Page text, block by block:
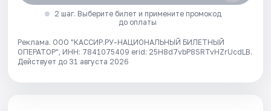
2 шаг. Выберите билет и примените промокод
до оплаты
Реклама. ООО "КАССИР.РУ-НАЦИОНАЛЬНЫЙ БИЛЕТНЫЙ
ОПЕРАТОР", ИНН: 7841075409 erid: 25H8d7vbP8SRTvHZrUcdLB.
Действует до 31 августа 2026